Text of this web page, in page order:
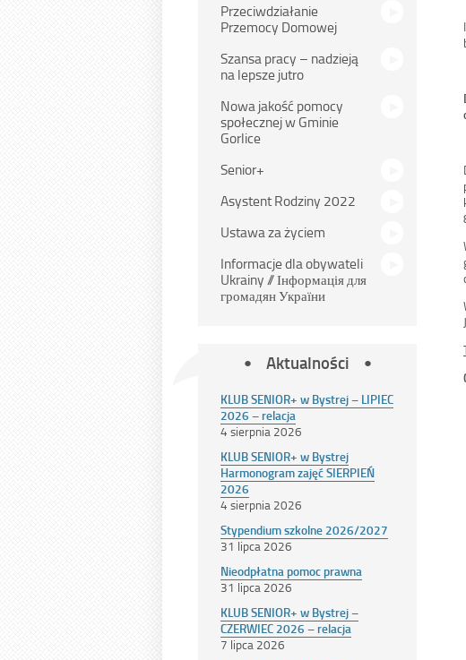
Przeciwdziałanie
Przemocy Domowej
Szansa pracy – nadzieją
na lepsze jutro
Nowa jakość pomocy
społecznej w Gminie
Gorlice
Senior+
Asystent Rodziny 2022
Ustawa za życiem
Informacje dla obywateli
Ukrainy // Інформація для
громадян України
Aktualności
KLUB SENIOR+ w Bystrej – LIPIEC
2026 – relacja
4 sierpnia 2026
KLUB SENIOR+ w Bystrej
Harmonogram zajęć SIERPIEŃ
2026
4 sierpnia 2026
Stypendium szkolne 2026/2027
31 lipca 2026
Nieodpłatna pomoc prawna
31 lipca 2026
KLUB SENIOR+ w Bystrej –
CZERWIEC 2026 – relacja
7 lipca 2026